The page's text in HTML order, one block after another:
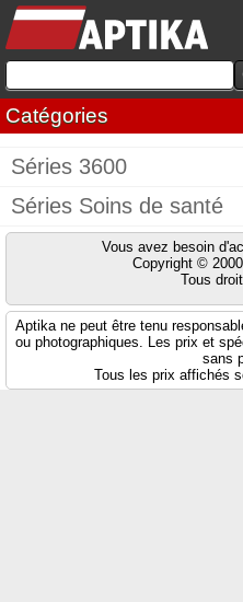
Catégories
Séries 3600
Séries Soins de santé
Vous avez besoin
Copyright ©
Tous
Aptika ne peut être tenu
ou photographiques. Les prix et
sans
Tous les prix affichés